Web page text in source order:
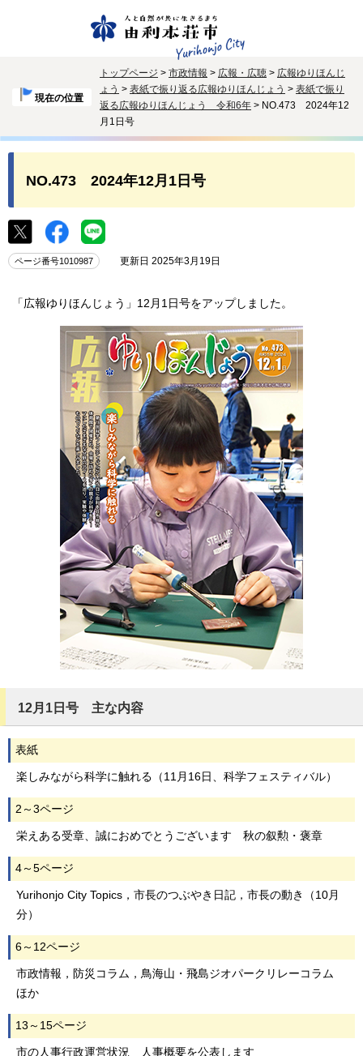
現在の位置
トップページ > 市政情報 > 広報・広聴 > 広報ゆりほんじ
ょう > 表紙で振り返る広報ゆりほんじょう > 表紙で振り
返る広報ゆりほんじょう 令和6年 > NO.473 2024年12
月1日号
NO.473 2024年12月1日号
ページ番号1010987 更新日 2025年3月19日
「広報ゆりほんじょう」12月1日号をアップしました。
12月1日号 主な内容
表紙
楽しみながら科学に触れる（11月16日、科学フェスティバル）
2～3ページ
栄えある受章、誠におめでとうございます 秋の叙勲・褒章
4～5ページ
Yurihonjo City Topics，市長のつぶやき日記，市長の動き（10月
分）
6～12ページ
市政情報，防災コラム，鳥海山・飛島ジオパークリレーコラム
ほか
13～15ページ
市の人事行政運営状況 人事概要を公表します